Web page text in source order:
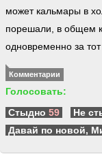
может кальмары в
порешали, в общем
одновременно за тот
Комментарии
Голосовать:
Стыдно 59 Не
Давай по новой,